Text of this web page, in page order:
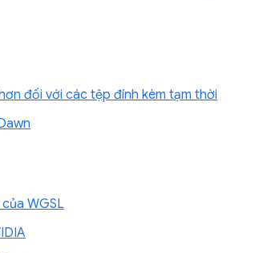
đối với các tệp đính kèm tạm thời
WGSL